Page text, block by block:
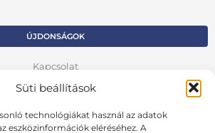
Süti beállítások
technológiákat használ az adatok
eszközinformációk eléréséhez. A
ÚJDONSÁGOK
Kapcsolat
Kosár
Fiók